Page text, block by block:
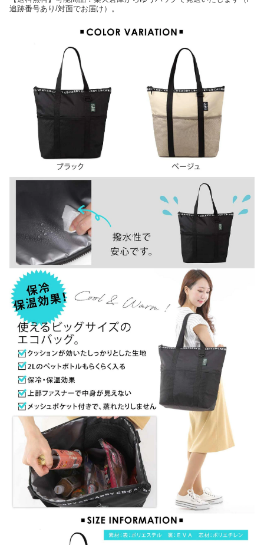
追跡番号あり/対面でお届け）。